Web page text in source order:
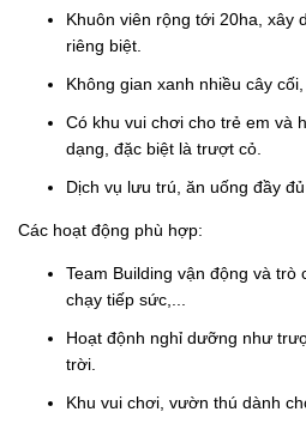
Khuôn viên rộng tới 20ha, xây
riêng biệt.
Không gian xanh nhiều cây
Có khu vui chơi cho trẻ em và
dạng, đặc biệt là trượt cỏ.
Dịch vụ lưu trú, ăn uống đầy
Các hoạt động phù hợp:
Team Building vận động và trò
chạy tiếp sức,...
Hoạt độnh nghỉ dưỡng như
trời.
Khu vui chơi, vườn thú dành